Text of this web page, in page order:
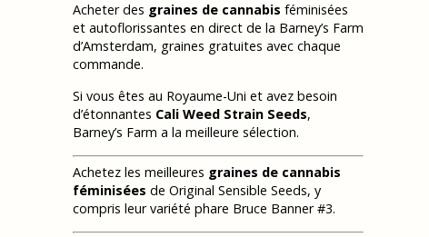
Acheter des graines de cannabis féminisées
et autoflorissantes en direct de la Barney’s Farm
d’Amsterdam, graines gratuites avec chaque
commande.
Si vous êtes au Royaume-Uni et avez besoin
d’étonnantes Cali Weed Strain Seeds,
Barney’s Farm a la meilleure sélection.
Achetez les meilleures graines de cannabis
féminisées de Original Sensible Seeds, y
compris leur variété phare Bruce Banner #3.